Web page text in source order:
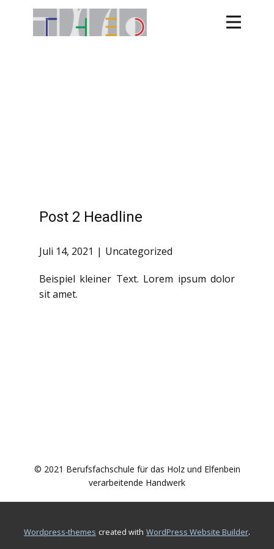
Post 2 Headline
Juli 14, 2021 Uncategorized
Beispiel kleiner Text. Lorem ipsum dolor
sit amet.
© 2021 Berufsfachschule für das Holz und Elfenbein
verarbeitende Handwerk
wordpress-themes created with WordPress Website Builder.